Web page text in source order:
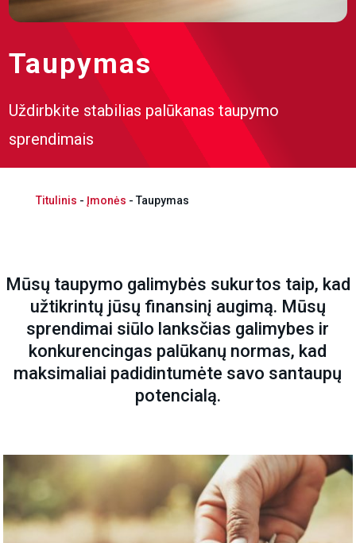
Taupymas
Uždirbkite stabilias palūkanas taupymo
sprendimais
Titulinis - Įmonės - Taupymas
Mūsų taupymo galimybės sukurtos taip, kad
užtikrintų jūsų finansinį augimą. Mūsų
sprendimai siūlo lanksčias galimybes ir
konkurencingas palūkanų normas, kad
maksimaliai padidintumėte savo santaupų
potencialą.